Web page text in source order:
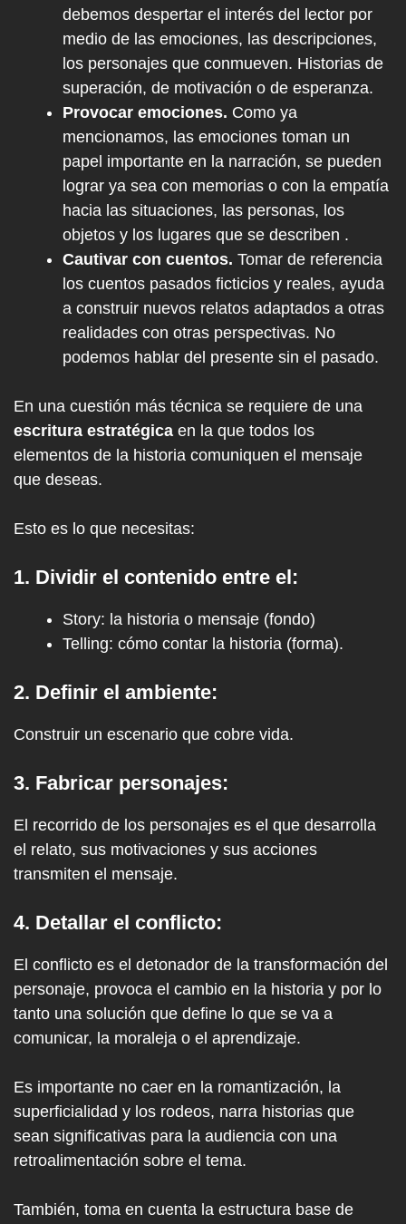
debemos despertar el interés del lector por
medio de las emociones, las descripciones,
los personajes que conmueven. Historias de
superación, de motivación o de esperanza.
Provocar emociones. Como ya
mencionamos, las emociones toman un
papel importante en la narración, se pueden
lograr ya sea con memorias o con la empatía
hacia las situaciones, las personas, los
objetos y los lugares que se describen .
Cautivar con cuentos. Tomar de referencia
los cuentos pasados ficticios y reales, ayuda
a construir nuevos relatos adaptados a otras
realidades con otras perspectivas. No
podemos hablar del presente sin el pasado.
En una cuestión más técnica se requiere de una
escritura estratégica en la que todos los
elementos de la historia comuniquen el mensaje
que deseas.
Esto es lo que necesitas:
1. Dividir el contenido entre el:
Story: la historia o mensaje (fondo)
Telling: cómo contar la historia (forma).
2. Definir el ambiente:
Construir un escenario que cobre vida.
3. Fabricar personajes:
El recorrido de los personajes es el que desarrolla
el relato, sus motivaciones y sus acciones
transmiten el mensaje.
4. Detallar el conflicto:
El conflicto es el detonador de la transformación del
personaje, provoca el cambio en la historia y por lo
tanto una solución que define lo que se va a
comunicar, la moraleja o el aprendizaje.
Es importante no caer en la romantización, la
superficialidad y los rodeos, narra historias que
sean significativas para la audiencia con una
retroalimentación sobre el tema.
También, toma en cuenta la estructura base de